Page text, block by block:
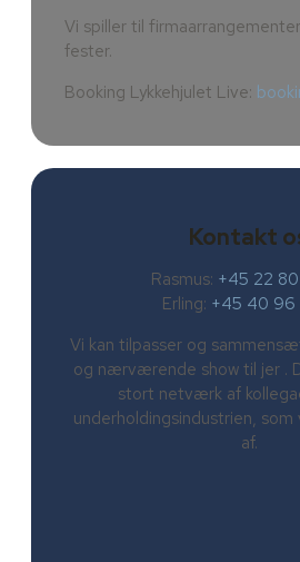
Vi spiller til
fester.
Booking Lykkehjulet Live:
Kontakt
Rasmus: +45 22
Erling: +45 40 96
Vi kan tilpasser og
og nærværende show til jer .
stort netværk af
underholdingsindustrien,
af.